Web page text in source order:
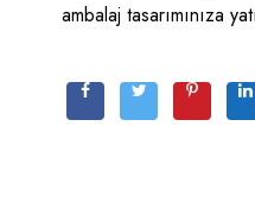
ambalaj tasarımınıza